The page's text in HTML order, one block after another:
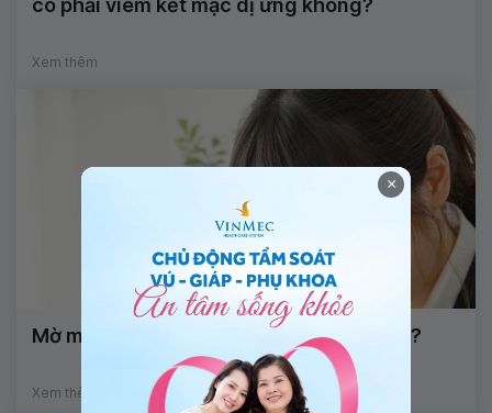
có phải viêm kết mạc dị ứng không?
Xem thêm
Mờ mắt đột ngột là dấu hiệu của bệnh gì?
Xem thêm
×